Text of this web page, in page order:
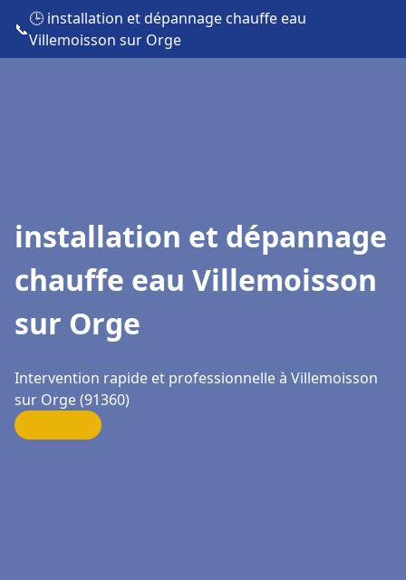
📞
🕒 installation et dépannage chauffe eau
Villemoisson sur Orge
installation et dépannage
chauffe eau Villemoisson
sur Orge
Intervention rapide et professionnelle à Villemoisson
sur Orge (91360)